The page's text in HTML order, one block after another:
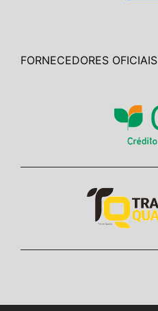
FORNECEDORES OFICIAIS